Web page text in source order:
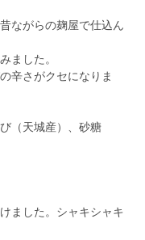
ながらの麹屋で仕込ん
ました。
辛さがクセになりま
（天城産）、砂糖
ました。シャキシャキ